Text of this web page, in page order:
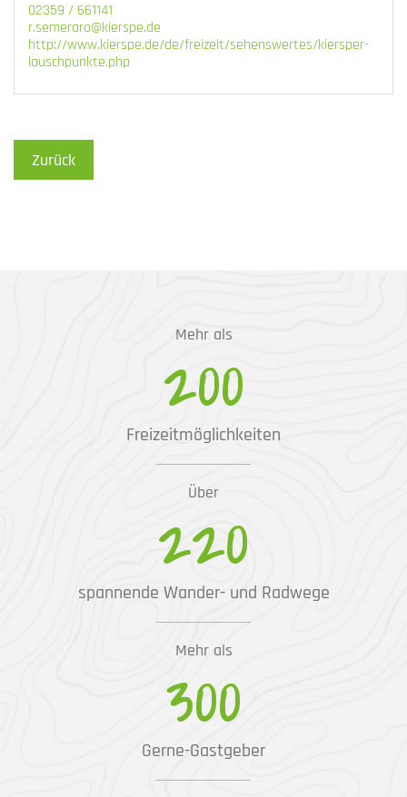
02359 / 661141
r.semeraro@kierspe.de
http://www.kierspe.de/de/freizeit/sehenswertes/kiersper-
lauschpunkte.php
Zurück
Mehr als
200
Freizeitmöglichkeiten
Über
220
spannende Wander- und Radwege
Mehr als
300
Gerne-Gastgeber